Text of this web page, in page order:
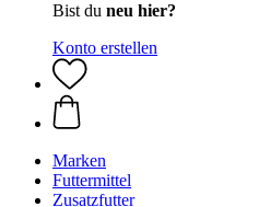
Bist du neu hier?
Konto erstellen
Marken
Futtermittel
Zusatzfutter